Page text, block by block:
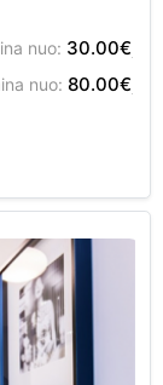
nuo: 30.00€
nuo: 80.00€